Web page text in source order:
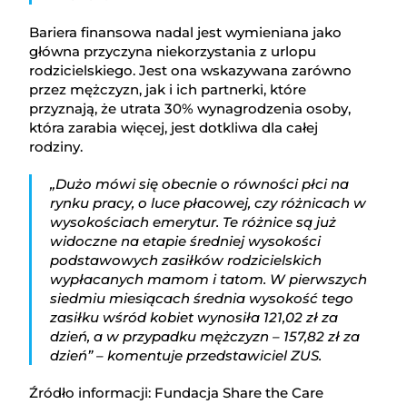
Bariera finansowa nadal jest wymieniana jako
główna przyczyna niekorzystania z urlopu
rodzicielskiego. Jest ona wskazywana zarówno
przez mężczyzn, jak i ich partnerki, które
przyznają, że utrata 30% wynagrodzenia osoby,
która zarabia więcej, jest dotkliwa dla całej
rodziny.
„Dużo mówi się obecnie o równości płci na
rynku pracy, o luce płacowej, czy różnicach w
wysokościach emerytur. Te różnice są już
widoczne na etapie średniej wysokości
podstawowych zasiłków rodzicielskich
wypłacanych mamom i tatom. W pierwszych
siedmiu miesiącach średnia wysokość tego
zasiłku wśród kobiet wynosiła 121,02 zł za
dzień, a w przypadku mężczyzn – 157,82 zł za
dzień” – komentuje przedstawiciel ZUS.
Źródło informacji: Fundacja Share the Care